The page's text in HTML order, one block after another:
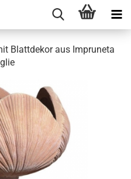
Blattdekor aus Impruneta